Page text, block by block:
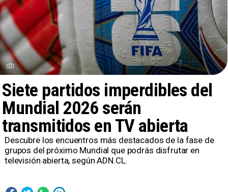
Siete partidos imperdibles del
Mundial 2026 serán
transmitidos en TV abierta
Descubre los encuentros más destacados de la fase de
grupos del próximo Mundial que podrás disfrutar en
televisión abierta, según ADN.CL.